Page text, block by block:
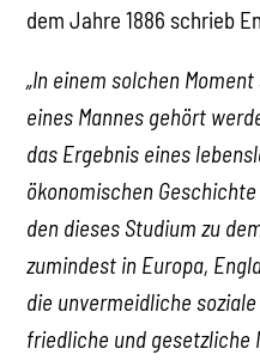
dem Jahre 1886 schrieb
„In einem solchen
eines Mannes gehört
das Ergebnis eines
ökonomischen
den dieses Studium zu
zumindest in Europa,
die unvermeidliche
friedliche und